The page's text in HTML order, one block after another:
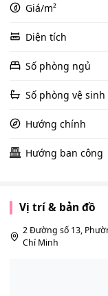
Giá/m²
Diện tích
Số phòng ngủ
Số phòng vệ sinh
Hướng chính
Hướng ban công
Vị trí & bản đồ
2 Đường số 13,
Chí Minh